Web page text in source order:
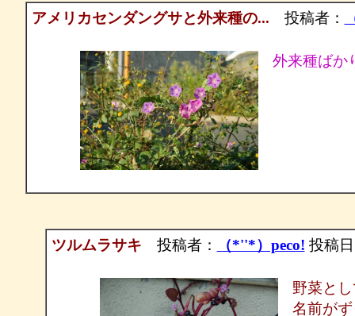
アメリカセンダングサと外来種の... 投稿者：
外来種ばか
ツルムラサキ 投稿者： （*''*）peco! 投稿
野菜と
名前が